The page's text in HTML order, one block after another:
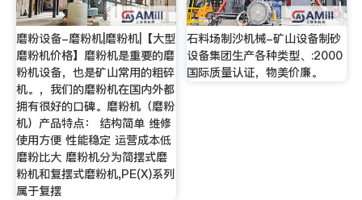
磨粉设备-磨粉机|磨粉机|【大型
磨粉机价格】磨粉机是重要的磨
粉机设备，也是矿山常用的粗碎
机。，我们的磨粉机在国内外都
拥有很好的口碑。磨粉机（磨粉
机）产品特点： 结构简单 维修
使用方便 性能稳定 运营成本低
磨粉比大 磨粉机分为简摆式磨
粉机和复摆式磨粉机,PE(X)系列
属于复摆
石料场制沙机械-矿山设备制砂
设备集团生产各种类型、:2000
国际质量认证，物美价廉。